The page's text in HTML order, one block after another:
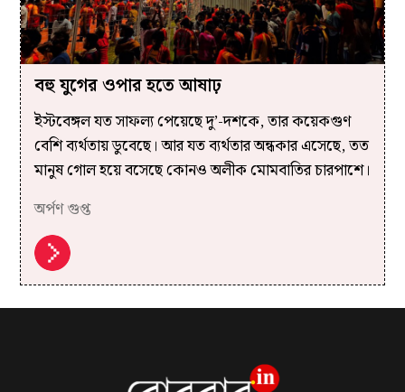
বহু যুগের ওপার হতে আষাঢ়
ইস্টবেঙ্গল যত সাফল্য পেয়েছে দু’-দশকে, তার কয়েকগুণ
বেশি ব্যর্থতায় ডুবেছে। আর যত ব্যর্থতার অন্ধকার এসেছে, তত
মানুষ গোল হয়ে বসেছে কোনও অলীক মোমবাতির চারপাশে।
অর্পণ গুপ্ত